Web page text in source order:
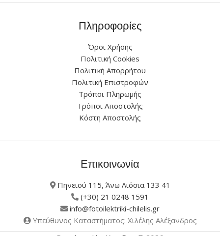
Πληροφορίες
Όροι Χρήσης
Πολιτική Cookies
Πολιτική Απορρήτου
Πολιτική Επιστροφών
Τρόποι Πληρωμής
Τρόποι Αποστολής
Κόστη Αποστολής
Επικοινωνία
Πηνειού 115, Άνω Λιόσια 133 41
(+30) 21 0248 1591
info@fotoilektriki-chilelis.gr
Υπεύθυνος Καταστήματος: Χιλέλης Αλέξανδρος